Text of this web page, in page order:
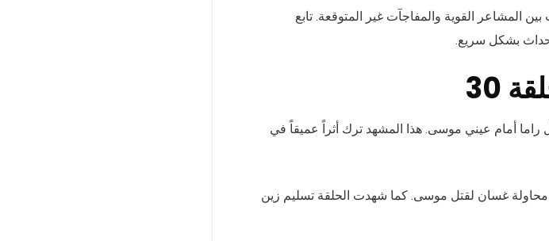
المشاعر القوية والمفاجآت غير المتوقعة. تابع
بشكل سريع.
30
أمام عيني موسى. هذا المشهد ترك أثراً عميقاً في
غسان لقتل موسى. كما شهدت الحلقة تسليم زين